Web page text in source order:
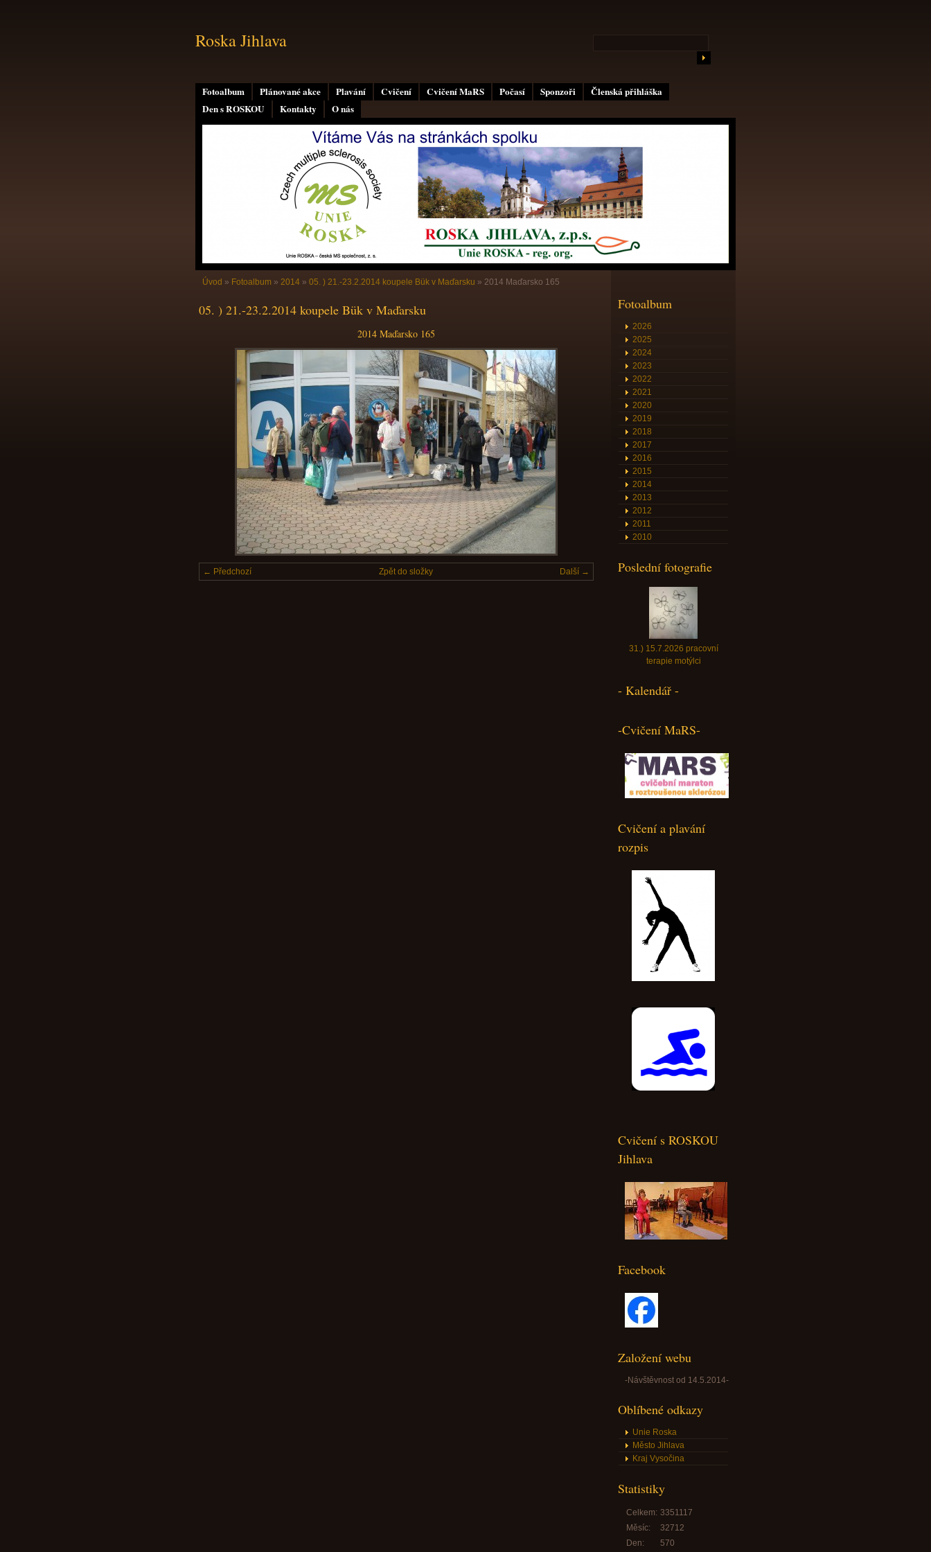
Fotoalbum Plánované akce Plavání Cvičení Cvičení MaRS Počasí Sponzoři
Členská přihláška
Den s ROSKOU
Kontakty O nás
Roska Jihlava
Úvod » Fotoalbum » 2014 » 05. ) 21.-23.2.2014 koupele Bük v Maďarsku » 2014 Maďarsko 165
05. ) 21.-23.2.2014 koupele Bük v Maďarsku
2014 Maďarsko 165
← Předchozí Další →
Zpět do složky
Fotoalbum
2026
2025
2024
2023
2022
2021
2020
2019
2018
2017
2016
2015
2014
2013
2012
2011
2010
Poslední fotografie
31.) 15.7.2026 pracovní
terapie motýlci
- Kalendář -
-Cvičení MaRS-
Cvičení a plavání
rozpis
Cvičení s ROSKOU
Jihlava
Facebook
Založení webu
-Návštěvnost od 14.5.2014-
Oblíbené odkazy
Unie Roska
Město Jihlava
Kraj Vysočina
Statistiky
Celkem: 3351117
Měsíc:
32712
Den:
570